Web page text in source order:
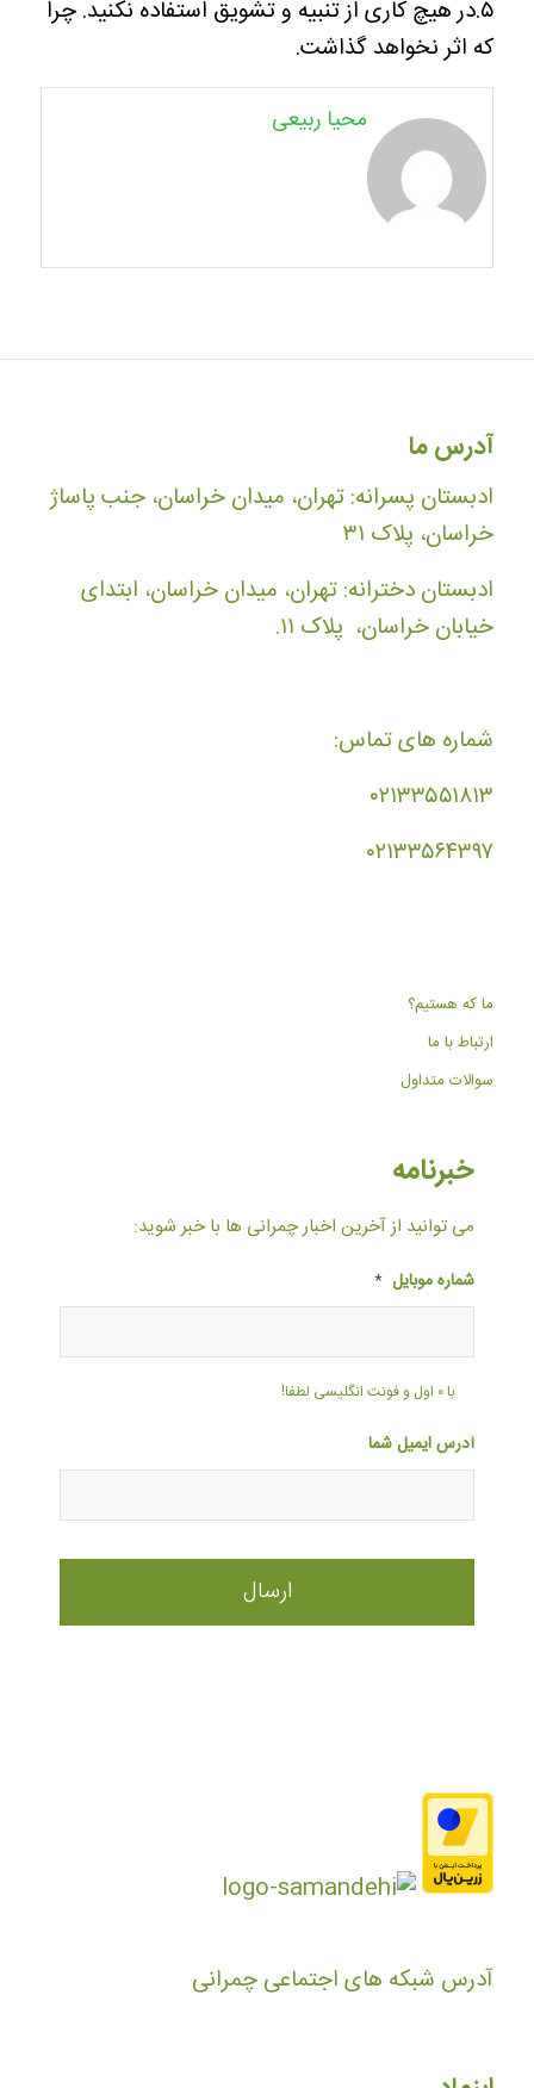
۵.در هیچ کاری از تنبیه و تشویق استفاده نکنید. چرا
که اثر نخواهد گذاشت.
محیا ربیعی
آدرس ما
ادبستان پسرانه: تهران، میدان خراسان، جنب پاساژ
خراسان، پلاک ۳۱
ادبستان دخترانه: تهران، میدان خراسان، ابتدای
خیابان خراسان، پلاک ۱۱.
شماره های تماس:
۰۲۱۳۳۵۵۱۸۱۳
۰۲۱۳۳۵۶۴۳۹۷
ما که هستیم؟
ارتباط با ما
سوالات متداول
خبرنامه
می توانید از آخرین اخبار چمرانی ها با خبر شوید:
شماره موبایل *
با ۰ اول و فونت انگلیسی لطفا!
آدرس ایمیل شما
آدرس شبکه های اجتماعی چمرانی